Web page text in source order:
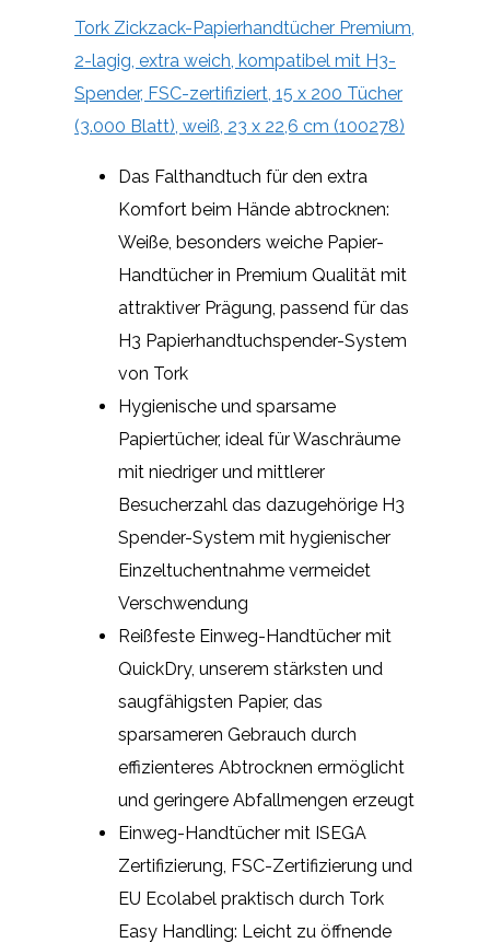
Tork Zickzack-Papierhandtücher Premium,
2-lagig, extra weich, kompatibel mit H3-
Spender, FSC-zertifiziert, 15 x 200 Tücher
(3.000 Blatt), weiß, 23 x 22,6 cm (100278)
Das Falthandtuch für den extra
Komfort beim Hände abtrocknen:
Weiße, besonders weiche Papier-
Handtücher in Premium Qualität mit
attraktiver Prägung, passend für das
H3 Papierhandtuchspender-System
von Tork
Hygienische und sparsame
Papiertücher, ideal für Waschräume
mit niedriger und mittlerer
Besucherzahl das dazugehörige H3
Spender-System mit hygienischer
Einzeltuchentnahme vermeidet
Verschwendung
Reißfeste Einweg-Handtücher mit
QuickDry, unserem stärksten und
saugfähigsten Papier, das
sparsameren Gebrauch durch
effizienteres Abtrocknen ermöglicht
und geringere Abfallmengen erzeugt
Einweg-Handtücher mit ISEGA
Zertifizierung, FSC-Zertifizierung und
EU Ecolabel praktisch durch Tork
Easy Handling: Leicht zu öffnende